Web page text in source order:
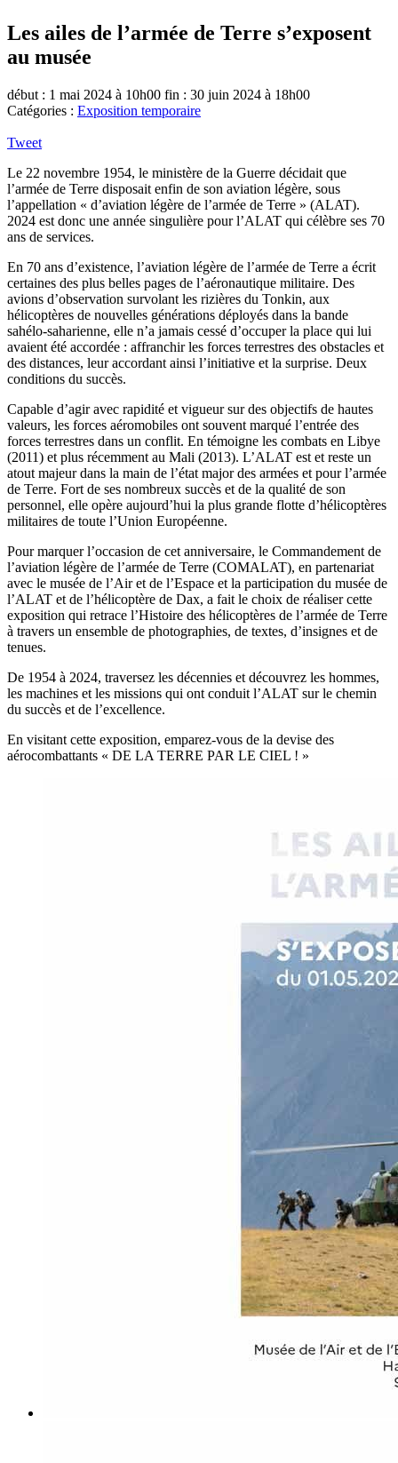
Les ailes de l’armée de Terre s’exposent
au musée
début : 1 mai 2024 à 10h00 fin : 30 juin 2024 à 18h00
Catégories : Exposition temporaire
Tweet
Le 22 novembre 1954, le ministère de la Guerre décidait que
l’armée de Terre disposait enfin de son aviation légère, sous
l’appellation « d’aviation légère de l’armée de Terre » (ALAT).
2024 est donc une année singulière pour l’ALAT qui célèbre ses 70
ans de services.
En 70 ans d’existence, l’aviation légère de l’armée de Terre a écrit
certaines des plus belles pages de l’aéronautique militaire. Des
avions d’observation survolant les rizières du Tonkin, aux
hélicoptères de nouvelles générations déployés dans la bande
sahélo-saharienne, elle n’a jamais cessé d’occuper la place qui lui
avaient été accordée : affranchir les forces terrestres des obstacles et
des distances, leur accordant ainsi l’initiative et la surprise. Deux
conditions du succès.
Capable d’agir avec rapidité et vigueur sur des objectifs de hautes
valeurs, les forces aéromobiles ont souvent marqué l’entrée des
forces terrestres dans un conflit. En témoigne les combats en Libye
(2011) et plus récemment au Mali (2013). L’ALAT est et reste un
atout majeur dans la main de l’état major des armées et pour l’armée
de Terre. Fort de ses nombreux succès et de la qualité de son
personnel, elle opère aujourd’hui la plus grande flotte d’hélicoptères
militaires de toute l’Union Européenne.
Pour marquer l’occasion de cet anniversaire, le Commandement de
l’aviation légère de l’armée de Terre (COMALAT), en partenariat
avec le musée de l’Air et de l’Espace et la participation du musée de
l’ALAT et de l’hélicoptère de Dax, a fait le choix de réaliser cette
exposition qui retrace l’Histoire des hélicoptères de l’armée de Terre
à travers un ensemble de photographies, de textes, d’insignes et de
tenues.
De 1954 à 2024, traversez les décennies et découvrez les hommes,
les machines et les missions qui ont conduit l’ALAT sur le chemin
du succès et de l’excellence.
En visitant cette exposition, emparez-vous de la devise des
aérocombattants « DE LA TERRE PAR LE CIEL ! »